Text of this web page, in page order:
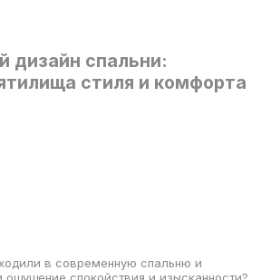
дизайн спальни:
стиля и комфорта
в современную спальню и